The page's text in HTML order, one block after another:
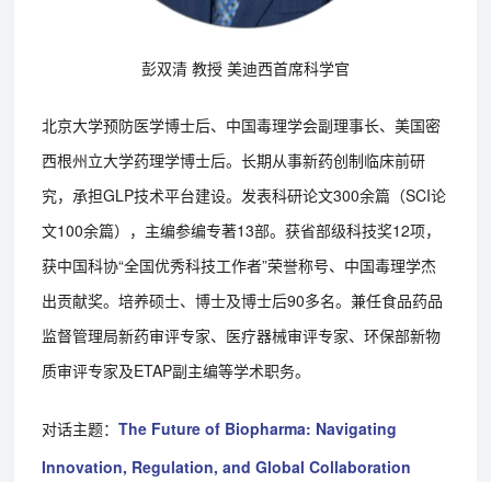
彭双清 教授 美迪西首席科学官
北京大学预防医学博士后、中国毒理学会副理事长、美国密
西根州立大学药理学博士后。长期从事新药创制临床前研
究，承担GLP技术平台建设。发表科研论文300余篇（SCI论
文100余篇），主编参编专著13部。获省部级科技奖12项，
获中国科协“全国优秀科技工作者”荣誉称号、中国毒理学杰
出贡献奖。培养硕士、博士及博士后90多名。兼任食品药品
监督管理局新药审评专家、医疗器械审评专家、环保部新物
质审评专家及ETAP副主编等学术职务。
对话主题：The Future of Biopharma: Navigating
Innovation, Regulation, and Global Collaboration